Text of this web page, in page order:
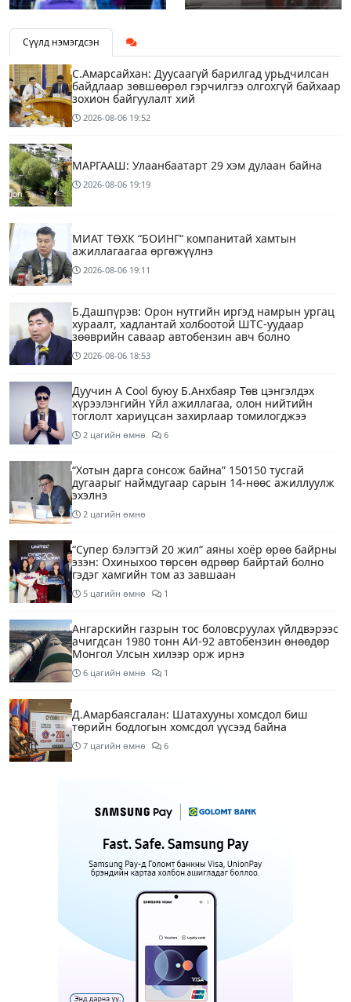
Сүүлд нэмэгдсэн
С.Амарсайхан: Дуусаагүй барилгад урьдчилсан
байдлаар зөвшөөрөл гэрчилгээ олгохгүй байхаар
зохион байгуулалт хий
2026-08-06 19:52
МАРГААШ: Улаанбаатарт 29 хэм дулаан байна
2026-08-06 19:19
МИАТ ТӨХК “БОИНГ“ компанитай хамтын
ажиллагаагаа өргөжүүлнэ
2026-08-06 19:11
Б.Дашпүрэв: Орон нутгийн иргэд намрын ургац
хураалт, хадлантай холбоотой ШТС-уудаар
зөөврийн саваар автобензин авч болно
2026-08-06 18:53
Дуучин A Cool буюу Б.Анхбаяр Төв цэнгэлдэх
хүрээлэнгийн Үйл ажиллагаа, олон нийтийн
тоглолт хариуцсан захирлаар томилогджээ
2 цагийн өмнө 6
“Хотын дарга сонсож байна” 150150 тусгай
дугаарыг наймдугаар сарын 14-нөөс ажиллуулж
эхэлнэ
2 цагийн өмнө
“Супер бэлэгтэй 20 жил“ аяны хоёр өрөө байрны
эзэн: Охиныхоо төрсөн өдрөөр байртай болно
гэдэг хамгийн том аз завшаан
5 цагийн өмнө 1
Ангарскийн газрын тос боловсруулах үйлдвэрээс
ачигдсан 1980 тонн АИ-92 автобензин өнөөдөр
Монгол Улсын хилээр орж ирнэ
6 цагийн өмнө 1
Д.Амарбаясгалан: Шатахууны хомсдол биш
төрийн бодлогын хомсдол үүсээд байна
7 цагийн өмнө 6
23:00 цагаас түр хааж, борооны ус зайлуулах
шугамын хөндлөн сэтэлгээ хийнэ
Нэгдүгээр ангид элсэгчдийн бүртгэлийг энэ
сарын 17-ноос E-Mongolia системээр зохион
Өнөөдөр тэгш тоогоор төгссөн автомашинтай
иргэд 50 хүртэлх мянган төгрөгөнд БЕНЗИН авна
8 цагийн өмнө